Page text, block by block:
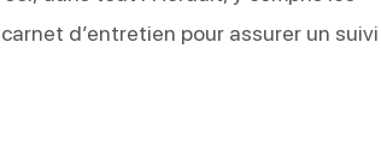
d’entretien pour assurer un suivi